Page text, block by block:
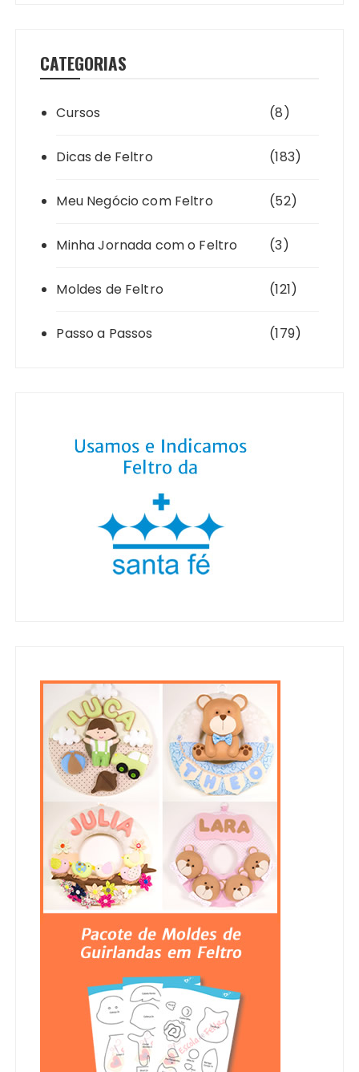
CATEGORIAS
Cursos (8)
Dicas de Feltro (183)
Meu Negócio com Feltro (52)
Minha Jornada com o Feltro (3)
Moldes de Feltro (121)
Passo a Passos (179)